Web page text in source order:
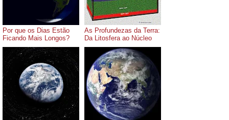
Por que os Dias Estão
Ficando Mais Longos?
As Profundezas da Terra:
Da Litosfera ao Núcleo